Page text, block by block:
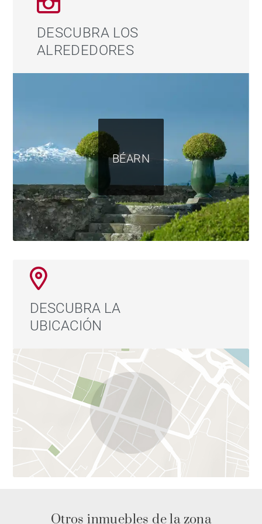
DESCUBRA LOS
ALREDEDORES
BÉARN
DESCUBRA LA
UBICACIÓN
Otros inmuebles de la zona